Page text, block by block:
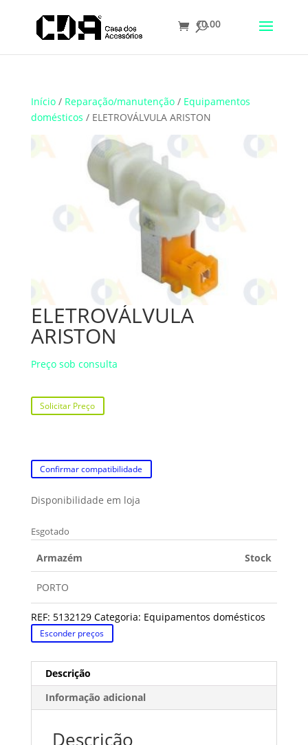
Translate
€0.00
Início/ Reparação/manutenção/ Equipamentos
domésticos / ELETROVÁLVULA ARISTON
ELETROVÁLVULA
ARISTON
Preço sob consulta
Solicitar Preço
Confirmar compatibilidade
Disponibilidade em loja
Esgotado
Armazém Stock
PORTO
REF: 5132129 Categoria: Equipamentos domésticos
Esconder preços
Descrição
Informação adicional
Descrição